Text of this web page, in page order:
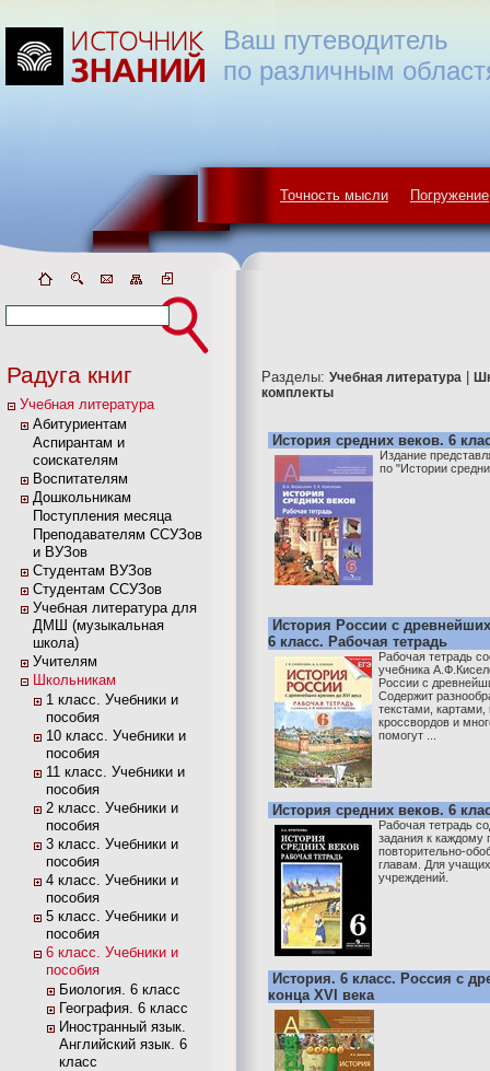
Точность мысли Погружение
Ваш путеводитель
по различным
Радуга книг
Учебная литература
Абитуриентам
Аспирантам и
соискателям
Воспитателям
Дошкольникам
Поступления месяца
Преподавателям ССУЗов
и ВУЗов
Студентам ВУЗов
Студентам ССУЗов
Учебная литература для
ДМШ (музыкальная
школа)
Учителям
Школьникам
1 класс. Учебники и
пособия
10 класс. Учебники и
пособия
11 класс. Учебники и
пособия
2 класс. Учебники и
пособия
3 класс. Учебники и
пособия
4 класс. Учебники и
пособия
5 класс. Учебники и
пособия
6 класс. Учебники и
пособия
Биология. 6 класс
География. 6 класс
Иностранный язык.
Английский язык. 6
класс
Разделы: Учебная литература
комплекты
История средних веков. 6
Издание
по "Истории
История России с
6 класс. Рабочая тетрадь
Рабочая тетрадь
учебника
России с
Содержит
текстами,
кроссвордов и
помогут ...
История средних веков. 6
Рабочая тетрадь
задания к каждому
повторительно-
главам. Для
учреждений.
История. 6 класс. Россия с
конца XVI века